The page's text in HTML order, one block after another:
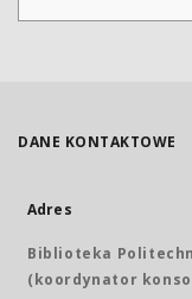
DANE KONTAKTOWE
Adres
Biblioteka
(koordynator